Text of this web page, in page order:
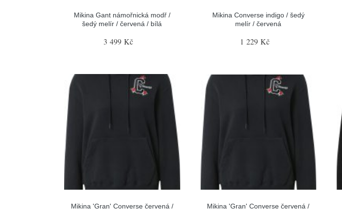
Mikina Gant námořnická modř /
šedý melír / červená / bílá
3 499 Kč
Mikina Converse indigo / šedý
melír / červená
1 229 Kč
Mikina 'Gran' Converse červená / Mikina 'Gran' Converse červená /